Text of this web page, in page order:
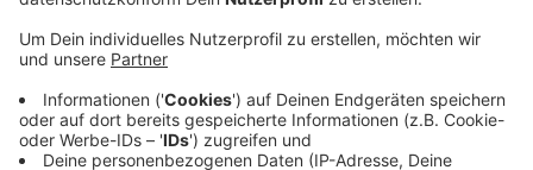
Veröffentlicht:Mittwoch, 15.11.2023 06:07
Anzeige